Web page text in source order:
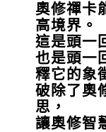
奧修禪卡
高境界。
這是頭一
也是頭一
釋它的象
破除了奧
思，
讓奧修智